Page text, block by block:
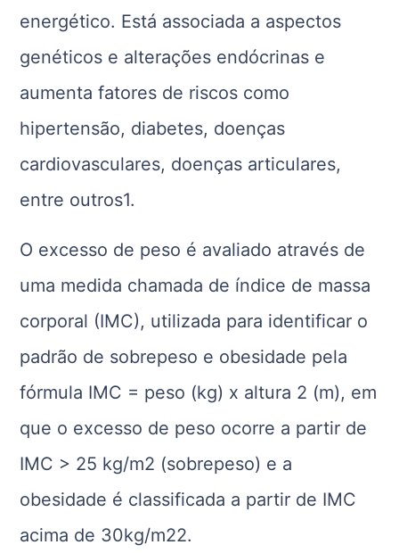
energético. Está associada a aspectos
genéticos e alterações endócrinas e
aumenta fatores de riscos como
hipertensão, diabetes, doenças
cardiovasculares, doenças articulares,
entre outros1.
O excesso de peso é avaliado através de
uma medida chamada de índice de massa
corporal (IMC), utilizada para identificar o
padrão de sobrepeso e obesidade pela
fórmula IMC = peso (kg) x altura 2 (m), em
que o excesso de peso ocorre a partir de
IMC > 25 kg/m2 (sobrepeso) e a
obesidade é classificada a partir de IMC
acima de 30kg/m22.